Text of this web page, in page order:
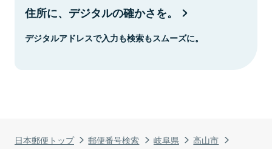
日本郵便トップ 郵便番号検索 岐阜県
高山市
住所に、デジタルの確かさを。
デジタルアドレスで入力も検索もスムーズに。